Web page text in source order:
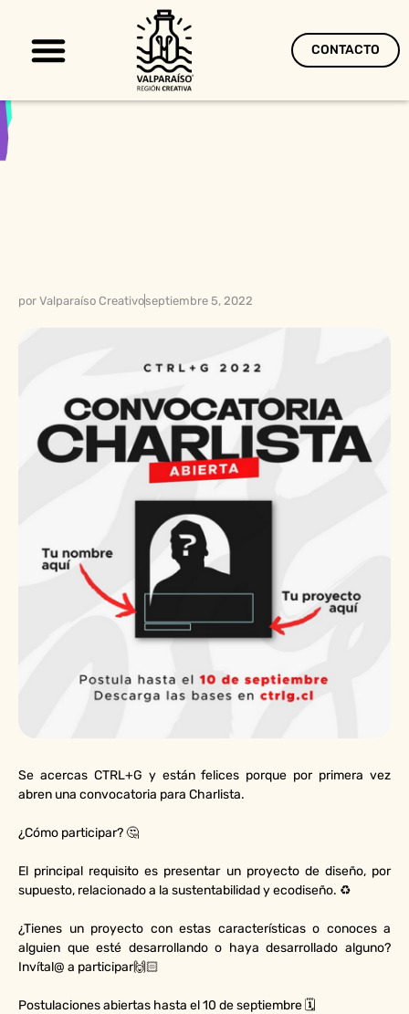
CONTACTO
por Valparaíso Creativoseptiembre 5, 2022
Se acercas CTRL+G y están felices porque por primera vez
abren una convocatoria para Charlista.
¿Cómo participar? 🤔
El principal requisito es presentar un proyecto de diseño, por
supuesto, relacionado a la sustentabilidad y ecodiseño. ♻️
¿Tienes un proyecto con estas características o conoces a
alguien que esté desarrollando o haya desarrollado alguno?
Invítal@ a participar🙌🏻
Postulaciones abiertas hasta el 10 de septiembre 🗓